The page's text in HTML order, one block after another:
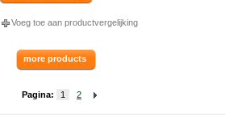
Voeg toe aan productvergelijking
more products
Pagina: 1 2